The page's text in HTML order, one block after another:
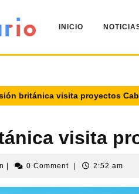
INICIO
británica visita proyectos
visita
0 Comment 2:52 am